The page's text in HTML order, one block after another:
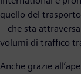
quello del
– che sta
volumi di traffico
Anche grazie